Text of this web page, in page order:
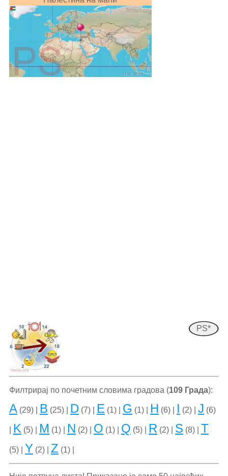
PS*
Филтрирај по почетним словима градова (109 Града):
A(29) | B (25) | D(7) | E (1) | G (1) | H (6) | I (2) | J (6)
K (5) | M (1) | N (2) | O (1) | Q (5) | R (2) | S (8) | T
(5) | Y (2) | Z (1) |